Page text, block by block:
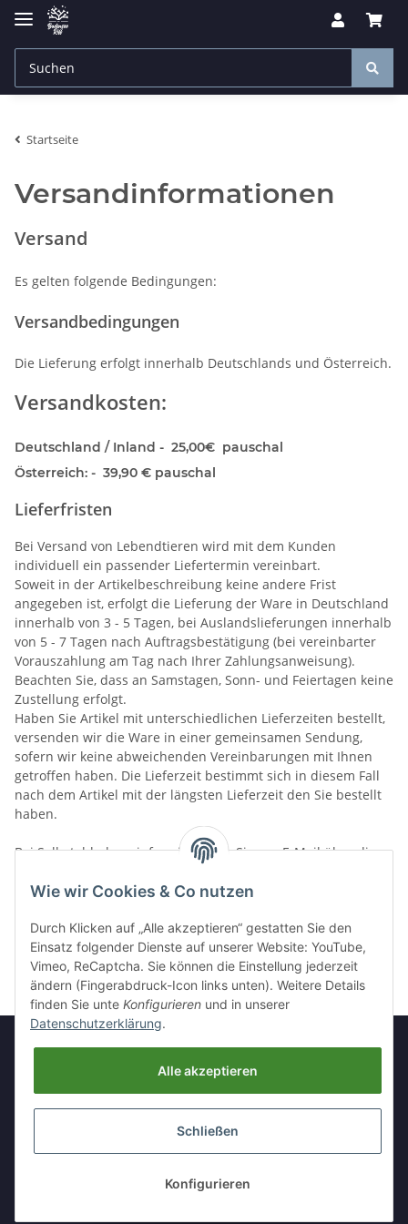
Startseite
Versandinformationen
Versand
Es gelten folgende Bedingungen:
Versandbedingungen
Die Lieferung erfolgt innerhalb Deutschlands und Österreich.
Versandkosten:
Deutschland / Inland - 25,00€ pauschal
Österreich: - 39,90 € pauschal
Lieferfristen
Bei Versand von Lebendtieren wird mit dem Kunden
individuell ein passender Liefertermin vereinbart.
Soweit in der Artikelbeschreibung keine andere Frist
angegeben ist, erfolgt die Lieferung der Ware in Deutschland
innerhalb von 3 - 5 Tagen, bei Auslandslieferungen innerhalb
von 5 - 7 Tagen nach Auftragsbestätigung (bei vereinbarter
Vorauszahlung am Tag nach Ihrer Zahlungsanweisung).
Beachten Sie, dass an Samstagen, Sonn- und Feiertagen keine
Zustellung erfolgt.
Haben Sie Artikel mit unterschiedlichen Lieferzeiten bestellt,
versenden wir die Ware in einer gemeinsamen Sendung,
sofern wir keine abweichenden Vereinbarungen mit Ihnen
getroffen haben. Die Lieferzeit bestimmt sich in diesem Fall
nach dem Artikel mit der längsten Lieferzeit den Sie bestellt
haben.
Bei Selbstabholung informieren wir Sie per E-Mail über die
diesem Fall werden keine Versandkosten berechnet.
Die Versandkosten können erst ermittelt werden, wenn sich
Artikel im Warenkorb befinden.
Wie wir Cookies & Co nutzen
Durch Klicken auf „Alle akzeptieren“ gestatten Sie den
Einsatz folgender Dienste auf unserer Website: YouTube,
Vimeo, ReCaptcha. Sie können die Einstellung jederzeit
ändern (Fingerabdruck-Icon links unten). Weitere Details
finden Sie unte Konfigurieren und in unserer
Datenschutzerklärung.
Alle akzeptieren
Schließen
Konfigurieren
Gesetzliche Informationen
* Alle Preise inkl. gesetzlicher USt., zzgl.Versand